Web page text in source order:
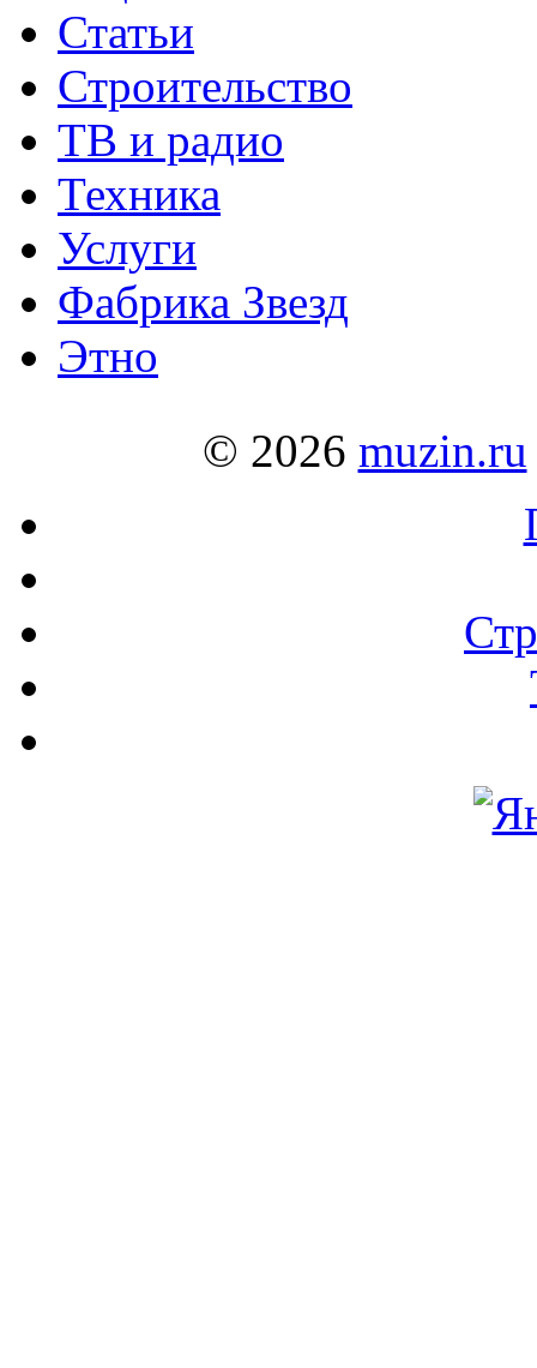
Статьи
Строительство
ТВ и радио
Техника
Услуги
Фабрика Звезд
Этно
© 2026 muzin.ru